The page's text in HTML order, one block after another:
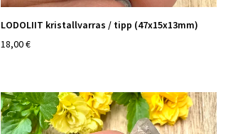
LODOLIIT kristallvarras / tipp (47x15x13mm)
18,00 €